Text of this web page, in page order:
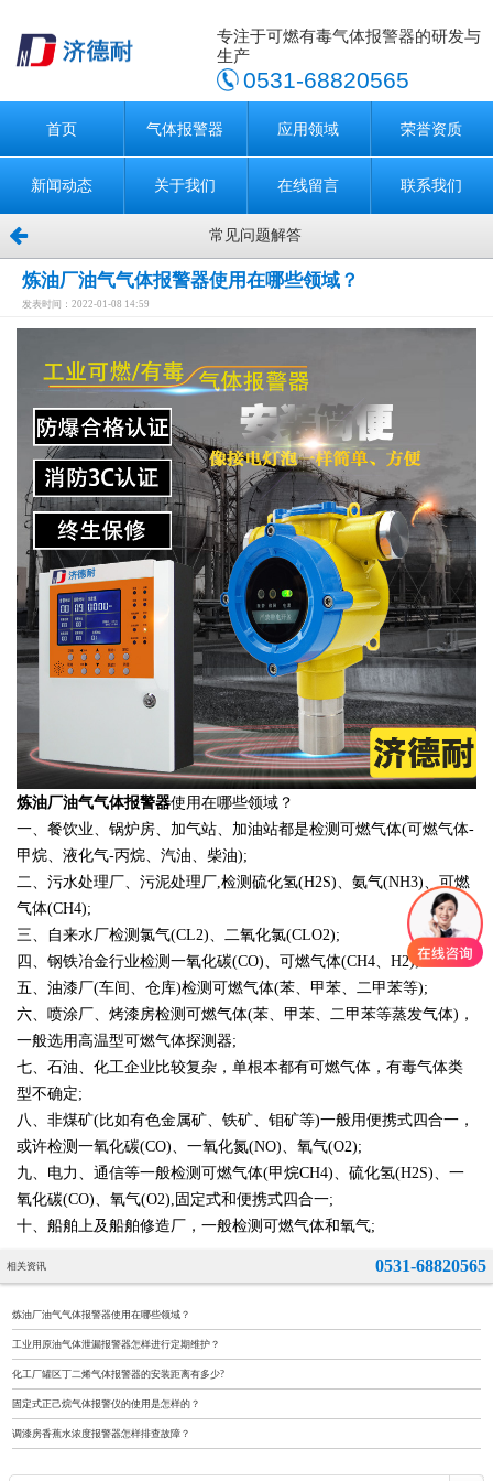
专注于可燃有毒气体报警器的研发与
生产
0531-68820565
首页 气体报警器 应用领域 荣誉资质
新闻动态 关于我们 在线留言 联系我们
常见问题解答
炼油厂油气气体报警器使用在哪些领域？
发表时间：2022-01-08 14:59
炼油厂油气气体报警器使用在哪些领域？
一、餐饮业、锅炉房、加气站、加油站都是检测可燃气体(可燃气体-
甲烷、液化气-丙烷、汽油、柴油);
二、污水处理厂、污泥处理厂,检测硫化氢(H2S)、氨气(NH3)、可燃
气体(CH4);
三、自来水厂检测氯气(CL2)、二氧化氯(CLO2);
四、钢铁冶金行业检测一氧化碳(CO)、可燃气体(CH4、H2);
五、油漆厂(车间、仓库)检测可燃气体(苯、甲苯、二甲苯等);
六、喷涂厂、烤漆房检测可燃气体(苯、甲苯、二甲苯等蒸发气体)，
一般选用高温型可燃气体探测器;
七、石油、化工企业比较复杂，单根本都有可燃气体，有毒气体类
型不确定;
八、非煤矿(比如有色金属矿、铁矿、钼矿等)一般用便携式四合一，
或许检测一氧化碳(CO)、一氧化氮(NO)、氧气(O2);
九、电力、通信等一般检测可燃气体(甲烷CH4)、硫化氢(H2S)、一
氧化碳(CO)、氧气(O2),固定式和便携式四合一;
十、船舶上及船舶修造厂，一般检测可燃气体和氧气;
相关资讯 0531-68820565
炼油厂油气气体报警器使用在哪些领域？
工业用原油气体泄漏报警器怎样进行定期维护？
化工厂罐区丁二烯气体报警器的安装距离有多少?
固定式正己烷气体报警仪的使用是怎样的？
调漆房香蕉水浓度报警器怎样排查故障？